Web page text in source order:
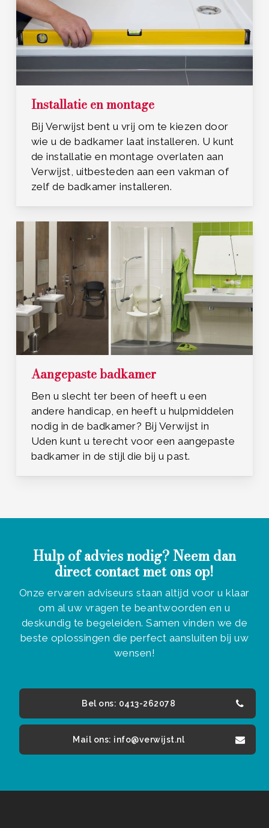
Installatie en montage
Bij Verwijst bent u vrij om te kiezen door
wie u de badkamer laat installeren. U kunt
de installatie en montage overlaten aan
Verwijst, uitbesteden aan een vakman of
zelf de badkamer installeren.
Aangepaste badkamer
Ben u slecht ter been of heeft u een
andere handicap, en heeft u hulpmiddelen
nodig in de badkamer? Bij Verwijst in
Uden kunt u terecht voor een aangepaste
badkamer in de stijl die bij u past.
Hulp of advies nodig? Neem dan
direct contact met ons op!
Onze ervaren adviseurs staan altijd voor u klaar
om al uw vragen te beantwoorden en u
deskundig te begeleiden. Samen vinden we de
beste oplossingen die perfect aansluiten bij uw
wensen!
Bel ons: 0413-262078
Mail ons: info@verwijst.nl